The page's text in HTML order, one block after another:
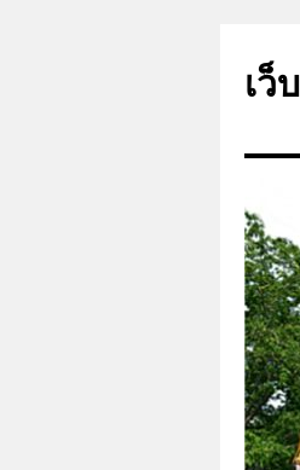
ยัง
เ